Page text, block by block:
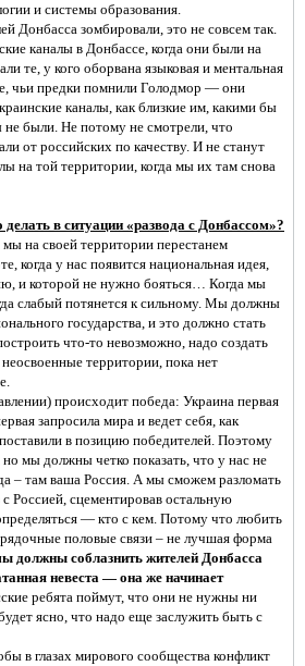
и системы образования.
Донбасса зомбировали, это не совсем так.
каналы в Донбассе, когда они были на
те, у кого оборвана языковая и ментальная
чьи предки помнили Голодмор — они
каналы, как близкие им, какими бы
были. Не потому не смотрели, что
от российских по качеству. И не станут
на той территории, когда мы их там снова
в ситуации «развода с Донбассом»?
на своей территории перестанем
когда у нас появится национальная идея,
и которой не нужно бояться… Когда мы
слабый потянется к сильному. Мы должны
государства, и это должно стать
что-то невозможно, надо создать
территории, пока нет
происходит победа: Украина первая
запросила мира и ведет себя, как
в позицию победителей. Поэтому
мы должны четко показать, что у нас не
– там ваша Россия. А мы сможем разломать
Россией, сцементировав остальную
— кто с кем. Потому что любить
половые связи – не лучшая форма
должны соблазнить жителей Донбасса
невеста — она же начинает
ребята поймут, что они не нужны ни
ясно, что надо еще заслужить быть с
в глазах мирового сообщества конфликт